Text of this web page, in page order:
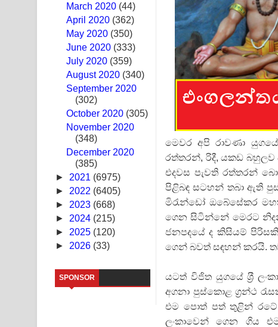
Swetha Sande Song Lyrics - ශ්වේත සඳේ ගීතයේ පද
Ma Igili Giya Lyrics - මා ඉගිලී ගියා ගීතයේ පද පෙළ
Ras Balan Song Lyrics - රැස් බලන් ගීතයේ පද පෙළ
Hoda sihiyen Song Lyrics - හොද සිහියෙන් ගීතයේ පද
Awanken Song Lyrics - අවංකෙන් ගීතයේ පද පෙළ
Pa Sina Song Lyrics - පෑ සිනා ගීතයේ පද පෙළ
Pemwanthiye Song Lyrics - පෙම්වන්තියේ ගීතයේ පද
Manobhawa Song Lyrics - මනෝභව ගීතයේ පද පෙළ
Akahe Indala Song Lyrics - ආකාහේ ඉඳලා ගීතයේ පද
Raawaya Song Lyrics - රාවය ගීතයේ පද පෙළ
Kaalaya Song Lyrics - කාලය ගීතයේ පද පෙළ
Aramuna Song Lyrics - අරමුණ ගීතයේ පද පෙළ
March 2020 (44)
April 2020 (362)
May 2020 (350)
June 2020 (333)
July 2020 (359)
August 2020 (340)
September 2020
(302)
October 2020 (305)
November 2020
(348)
December 2020
(385)
► 2021 (6975)
► 2022 (6405)
► 2023 (668)
► 2024 (215)
► 2025 (120)
► 2026 (33)
SPONSOR
මෙවර අපි රාවණා
රත්තරන්, රිදී, යකඩ
එදවස පැවති රත්තරන්
පිළිබඳ සටහන් තබා ඇති
මිරැන්ඩෝ ඔබේසේකර
ගෙන සිටින්නේ මෙරට
ජනපදයේ ද කිසියම්
ගෙන් බවත් සඳහන් කරයි.
යටත් විජිත යුගයේ ශ‍්‍රී
අගනා පුස්කොළ ග‍්‍රන්ථ
එම පොත් පත් තුළින් රටේ
ලංකාවෙන් ගෙන ගිය